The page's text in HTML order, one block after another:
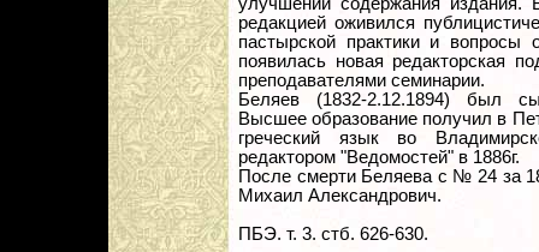
улучшении содержания издания.
редакцией оживился
пастырской практики и
появилась новая редакторская
преподавателями семинарии.
Беляев (1832-2.12.1894) был
Высшее образование получил в
греческий язык во
редактором "Ведомостей" в 1886г.
После смерти Беляева с № 24 за
Михаил Александрович.
ПБЭ. т. 3. стб. 626-630.